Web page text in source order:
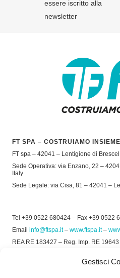
Gestisci
essere iscritto alla
newsletter
FT SPA – COSTRUIAMO INSIEME
FT spa – 42041 – Lentigione di
Sede Operativa: via Enzano, 22 –
Italy
Sede Legale: via Cisa, 81 – 42041 –
Tel +39 0522 680424 – Fax +39 0522
Email info@ftspa.it– www.ftspa.it–
REA RE 183427 – Reg. Imp. RE
Privacy Policy–